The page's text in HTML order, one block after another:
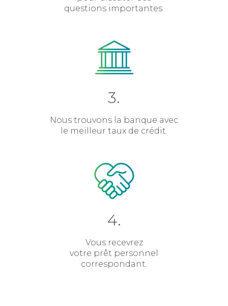
questions importantes.
3.
Nous trouvons la banque avec
le meilleur taux de crédit.
4.
Vous recevrez
votre prêt personnel
correspondant.